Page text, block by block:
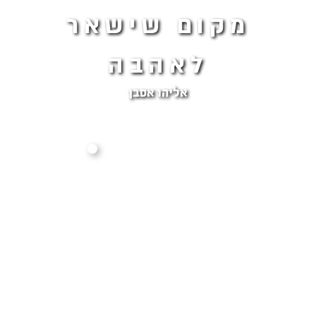
מקום שישאר
לאהבה
אליהו אסבן